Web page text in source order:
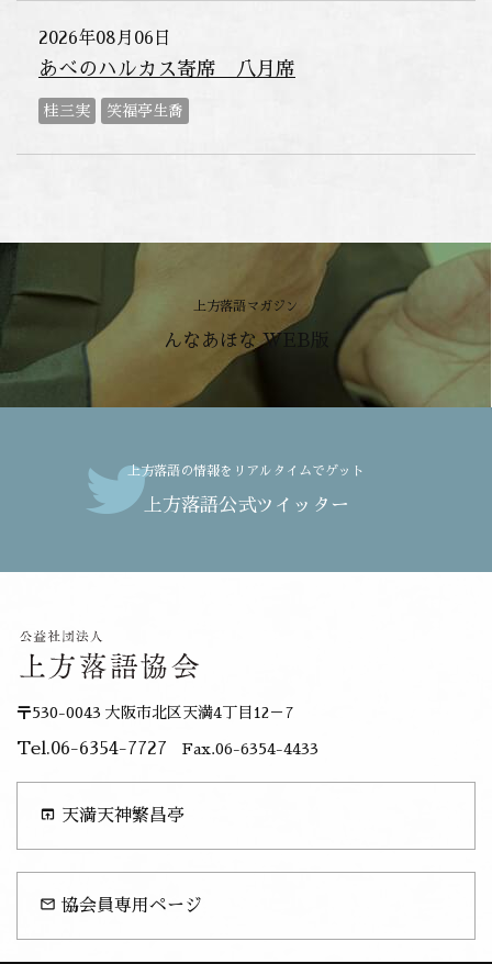
2026年08月06日
あべのハルカス寄席 八月席
桂三実 笑福亭生喬
上方落語マガジン
んなあほな WEB版
上方落語の情報をリアルタイムでゲット
上方落語公式ツイッター
〒530-0043 大阪市北区天満4丁目12－7
Tel.06-6354-7727 Fax.06-6354-4433
open_in_browser 天満天神繁昌亭
mail_outline 協会員専用ページ